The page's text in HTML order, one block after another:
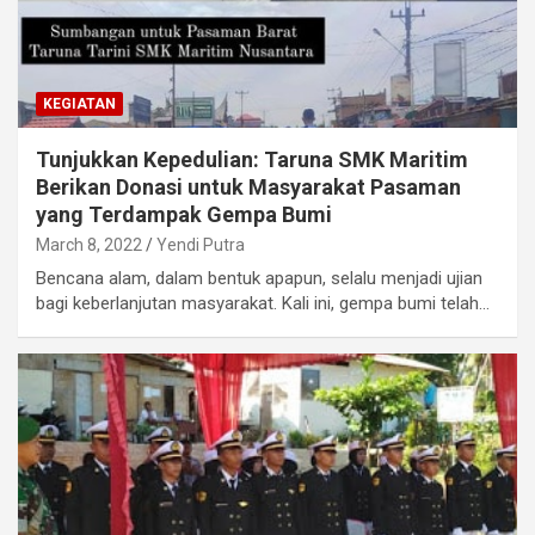
KEGIATAN
Tunjukkan Kepedulian: Taruna SMK Maritim
Berikan Donasi untuk Masyarakat Pasaman
yang Terdampak Gempa Bumi
March 8, 2022 Yendi Putra
Bencana alam, dalam bentuk apapun, selalu menjadi ujian
bagi keberlanjutan masyarakat. Kali ini, gempa bumi telah…